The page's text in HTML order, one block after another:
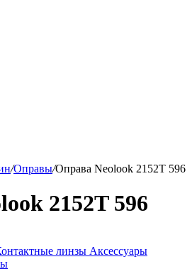
/Оправы/Оправа Neolook 2152T 596
2152T 596
линзы Аксессуары